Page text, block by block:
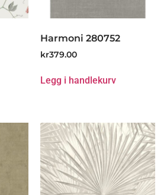
Harmoni 280752
kr379.00
Legg i handlekurv